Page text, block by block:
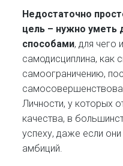
Недостаточно
цель – нужно уметь
способами, для чего
самодисциплина, как
самоограничению,
Личности, у которых
качества, в
успеху, даже если
амбиций.